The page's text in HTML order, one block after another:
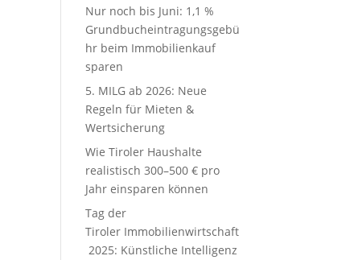
Nur noch bis Juni: 1,1 %
Grundbucheintragungsgebü
hr beim Immobilienkauf
sparen
5. MILG ab 2026: Neue
Regeln für Mieten &
Wertsicherung
Wie Tiroler Haushalte
realistisch 300–500 € pro
Jahr einsparen können
Tag der
Tiroler Immobilienwirtschaft
2025: Künstliche Intelligenz